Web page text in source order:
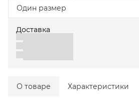
Один размер
Доставка
О товаре Характеристики